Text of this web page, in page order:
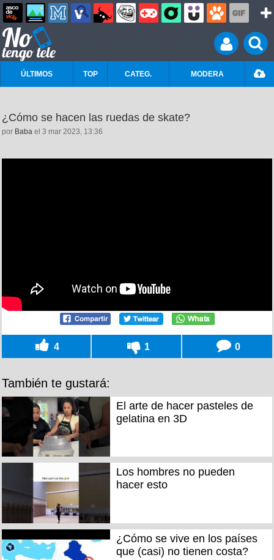
ÚLTIMOS TOP CATEG. MODERA
¿Cómo se hacen las ruedas de skate?
por Baba el 3 mar 2023, 13:36
4 1 0
También te gustará:
El arte de hacer pasteles de
gelatina en 3D
Los hombres no pueden
hacer esto
¿Cómo se vive en los países
que (casi) no tienen costa?